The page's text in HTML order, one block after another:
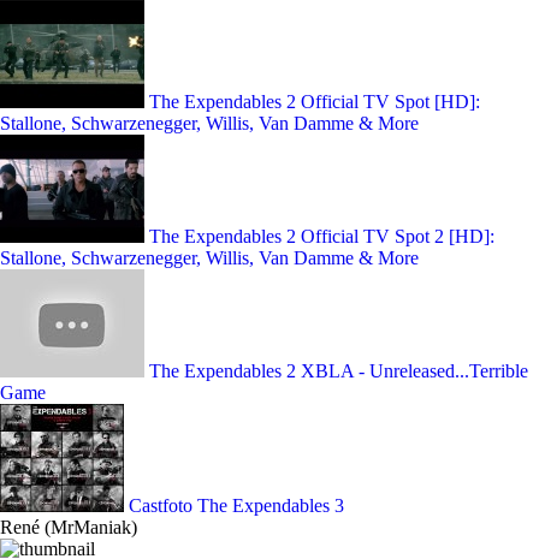
The Expendables 2 Official TV Spot [HD]:
Stallone, Schwarzenegger, Willis, Van Damme & More
The Expendables 2 Official TV Spot 2 [HD]:
Stallone, Schwarzenegger, Willis, Van Damme & More
The Expendables 2 XBLA - Unreleased...Terrible
Game
Castfoto The Expendables 3
René (MrManiak)